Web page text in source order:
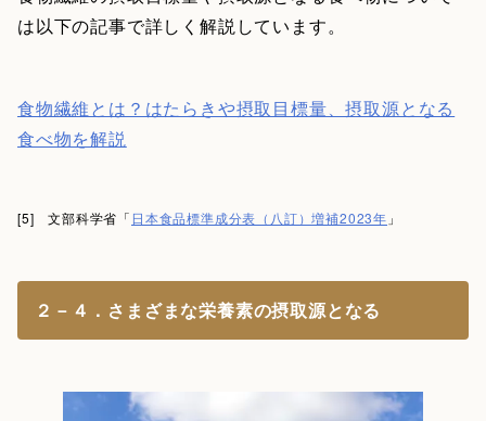
は以下の記事で詳しく解説しています。
食物繊維とは？はたらきや摂取目標量、摂取源となる
食べ物を解説
[5] 文部科学省「 日本食品標準成分表（八訂）増補2023年 」
２－４．さまざまな栄養素の摂取源となる